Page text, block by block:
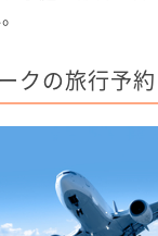
クの旅行予約